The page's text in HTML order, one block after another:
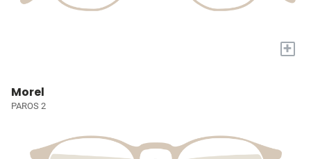
+
Morel
PAROS 2